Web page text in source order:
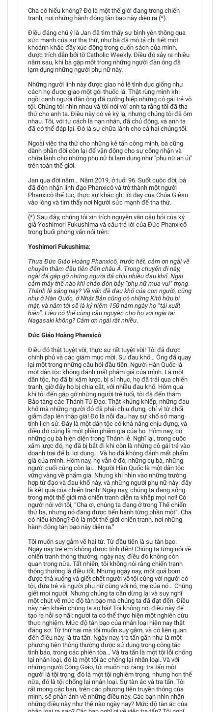
Cha có hiểu không? Đó là một thế giới đang trong chiến
tranh, nơi những hành động tàn bạo này diễn ra (*).
Điều đáng chú ý là Jan đã tìm thấy sự bình yên thông qua
sức mạnh của sự tha thứ, như bà đã mô tả chi tiết một
khoảnh khắc đầy xúc động trong cuốn sách của mình,
được trích dẫn bởi tờ Catholic Weekly. Điều đó xảy ra nhiều
năm sau, khi bà gặp một trong những người đàn ông đã
lạm dụng những người phụ nữ này.
Những người lính này được giao nô lệ tình dục giống như
cách họ được giao một gói thuốc lá. Thật rùng mình khi
ngồi cạnh người đàn ông đã cưỡng hiếp những cô gái trẻ vô
tội. Chúng tôi nhìn nhau và tôi nói với anh ta rằng tôi đã tha
thứ cho anh ta. Điều này có vẻ kỳ lạ, nhưng chúng tôi đã ôm
nhau. Tôi, với tư cách là nạn nhân, đã chủ động, và anh ta
đã có thể đáp lại. Đó là sự chữa lành cho cả hai chúng tôi.
Ngoài việc tha thứ cho những kẻ tấn công mình, bà cũng
dành phần đời còn lại để vận động cho sự công nhận và
chữa lành cho những phụ nữ bị lạm dụng như "phụ nữ an ủi"
trên toàn thế giới.
Jan qua đời năm... Năm 2019, ở tuổi 96. Suốt cuộc đời, bà
đã đón nhận linh đạo Phanxicô và trở thành một người
Phanxicô thế tục, thực sự khắc ghi lời dạy của Chúa Giêsu
vào lòng và tìm thấy nơi Người sức mạnh để tha thứ.
(*) Sau đây, chúng tôi xin trích nguyên văn câu hỏi của ký
giả Yoshimori Fukushima và câu trả lời của Đức Phanxicô
trong buổi phỏng vấn nói trên:
Yoshimori Fukushima:
Thưa Đức Giáo Hoàng Phanxicô, trước hết, cảm ơn ngài về
chuyến thăm đầu tiên đến châu Á. Trong chuyến đi này,
ngài đã gặp gỡ những người đã chịu nhiều đau khổ. Ngài
cảm thấy thế nào khi chào đón bảy “phụ nữ mua vui” trong
Thánh lễ sáng nay? Về vấn đề đau khổ của con người, cũng
như ở Hàn Quốc, ở Nhật Bản cũng có những Kitô hữu bí
mật, và năm tới sẽ là kỷ niệm 150 năm ngày họ “tái xuất
hiện”. Liệu có thể cùng cầu nguyện cho họ với ngài tại
Nagasaki không? Cảm ơn ngài rất nhiều.
Đức Giáo Hoàng Phanxicô:
Điều đó thật tuyệt vời, thực sự rất tuyệt vời! Tôi đã được
chính phủ và các giám mục mời. Sự đau khổ… Ông đã quay
lại một trong những câu hỏi đầu tiên. Người Hàn Quốc là
một dân tộc không đánh mất phẩm giá của mình. Là một
dân tộc, họ đã bị xâm lược, bị sỉ nhục, họ đã trải qua chiến
tranh, giờ đây họ bị chia cắt, với nhiều đau khổ. Hôm qua
khi tôi đến gặp gỡ những người trẻ tuổi, tôi đã đến thăm
Bảo tàng các Thánh Tử Đạo. Thật khủng khiếp, những đau
khổ mà những người đó đã phải chịu đựng, chỉ vì từ chối
giẫm đạp lên thập giá! Đó là nỗi đau hay sự khổ sở mang
tính lịch sử. Đây là một dân tộc có khả năng chịu đựng, và
điều đó cũng là một phần phẩm giá của họ. Hôm nay, có
những cụ bà hiện diện trong Thánh lễ. Nghĩ lại, trong cuộc
xâm lược đó, họ đã bị bắt đi khi còn là những cô gái trẻ vào
doanh trại để bị lợi dụng… Và họ đã không đánh mất phẩm
giá của mình. Hôm nay, họ vẫn ở đó, những cụ bà, những
người cuối cùng còn lại… Người Hàn Quốc là một dân tộc
vững vàng về phẩm giá. Nhưng khi nhìn vào những trường
hợp tử đạo và đau khổ này, và những người phụ nữ này: đây
là kết quả của chiến tranh! Ngày nay, chúng ta đang sống
trong một thế giới mà chiến tranh diễn ra khắp mọi nơi! Có
người nói với tôi, “Cha ơi, chúng ta đang ở trong Thế chiến
thứ ba, nhưng nó đang được tiến hành từng phần một”. Cha
có hiểu không? Đó là một thế giới chiến tranh, nơi những
hành động tàn bạo này diễn ra.”
Tôi muốn suy gẫm về hai từ. Từ đầu tiên là sự tàn bạo.
Ngày nay trẻ em không được tính đến! Chúng ta từng nói về
chiến tranh thông thường; ngày nay, điều đó không còn
quan trọng nữa. Tất nhiên, tôi không nói rằng chiến tranh
thông thường là điều tốt. Nhưng ngày nay, một quả bom
được thả xuống và giết chết người vô tội cùng với người có
tội, đứa trẻ và người phụ nữ cùng với nó, mẹ của nó… Chúng
giết mọi người. Nhưng chúng ta cần dừng lại và suy nghĩ
một chút về mức độ tàn bạo mà chúng ta đã đạt đến. Điều
này nên khiến chúng ta sợ hãi! Tôi không nói điều này để
tạo ra nỗi sợ hãi: người ta có thể thực hiện một nghiên cứu
thực nghiệm. Mức độ tàn bạo của nhân loại hiện nay thật
đáng sợ. Từ thứ hai mà tôi muốn suy gẫm, và có liên quan
đến điều này, là tra tấn. Ngày nay, tra tấn gần như là một
phương tiện thông thường được sử dụng trong công tác
tình báo, trong các phiên tòa… Và tra tấn là một tội lỗi chống
lại nhân loại, đó là một tội ác chống lại nhân loại. Và với
những người Công Giáo, tôi muốn nói rằng: tra tấn một
người là tội trọng; đó là một tội nghiêm trọng, nhưng hơn thế
nữa, đó là tội chống lại nhân loại. Sự tàn ác và tra tấn. Tôi
rất mong các bạn, trên các phương tiện truyền thông của
mình, sẽ phản ảnh về những điều này. Các bạn nhìn nhận
những điều này như thế nào ngày nay? Mức độ tàn ác của